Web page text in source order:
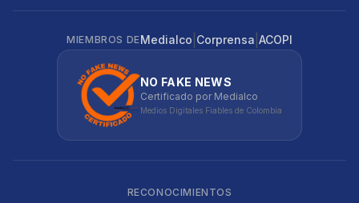
MIEMBROS DEMedialco Corprensa ACOPI
NO FAKE NEWS
Certificado por Medialco
Medios Digitales Fiables de Colombia
RECONOCIMIENTOS